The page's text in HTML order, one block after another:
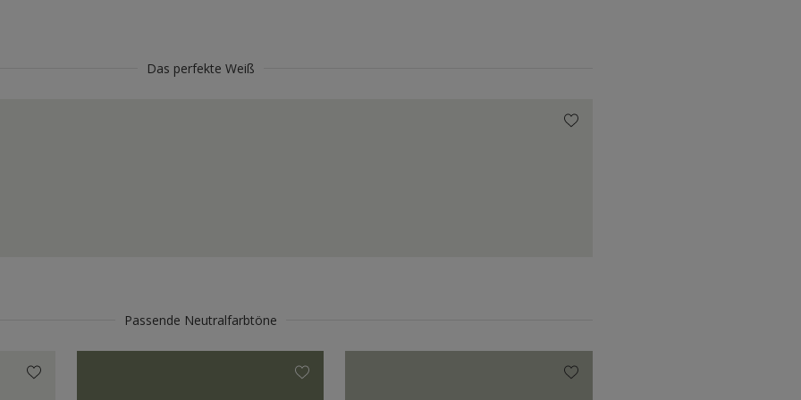
Das perfekte Weiß
Passende Neutralfarbtöne